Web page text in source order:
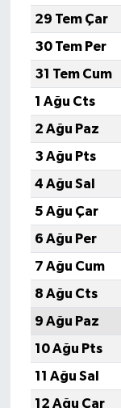
29 Tem Çar
30 Tem Per
31 Tem Cum
1 Ağu Cts
2 Ağu Paz
3 Ağu Pts
4 Ağu Sal
5 Ağu Çar
6 Ağu Per
7 Ağu Cum
8 Ağu Cts
9 Ağu Paz
10 Ağu Pts
11 Ağu Sal
12 Ağu Çar